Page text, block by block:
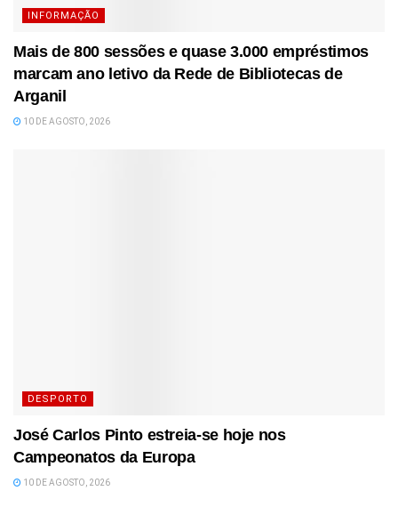
INFORMAÇÃO
Mais de 800 sessões e quase 3.000 empréstimos
marcam ano letivo da Rede de Bibliotecas de
Arganil
10 DE AGOSTO, 2026
DESPORTO
José Carlos Pinto estreia-se hoje nos
Campeonatos da Europa
10 DE AGOSTO, 2026